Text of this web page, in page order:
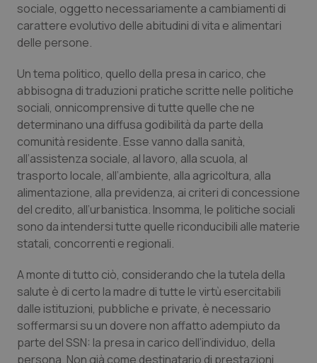
Rene & patologie urogenitali
Sangue & coagulazione
Tiroide
Tumore al seno
Tumore ovarico
Tumori del Polmone & Testa Collo
Tumori gastrointestinali
Ulcera & Reflusso
Vaccini
sociale, oggetto necessariamente a cambiamenti di
carattere evolutivo delle abitudini di vita e alimentari
delle persone.
Un tema politico, quello della presa in carico, che
abbisogna di traduzioni pratiche scritte nelle politiche
sociali, onnicomprensive di tutte quelle che ne
determinano una diffusa godibilità da parte della
comunità residente. Esse vanno dalla sanità,
all’assistenza sociale, al lavoro, alla scuola, al
trasporto locale, all’ambiente, alla agricoltura, alla
alimentazione, alla previdenza, ai criteri di concessione
del credito, all’urbanistica. Insomma, le politiche sociali
sono da intendersi tutte quelle riconducibili alle materie
statali, concorrenti e regionali.
A monte di tutto ciò, considerando che la tutela della
salute è di certo la madre di tutte le virtù esercitabili
dalle istituzioni, pubbliche e private, è necessario
soffermarsi su un dovere non affatto adempiuto da
parte del SSN: la presa in carico dell’individuo, della
persona. Non già come destinatario di prestazioni